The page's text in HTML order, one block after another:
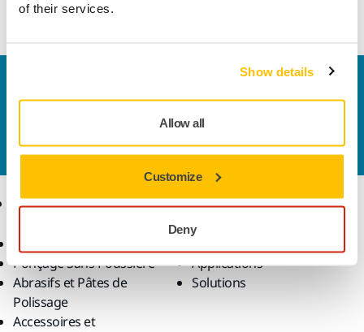
of their services.
Show details
Allow all
Customize
Deny
Vous souhaitez en savoir plus ?Prenez contact avec
et notre équipe d'experts répondra à vos
questions.
Produits
Ponçage Sans Poussière
Abrasifs et Pâtes de
Polissage
Accessoires et
Savoir-Faire
Applications
Solutions